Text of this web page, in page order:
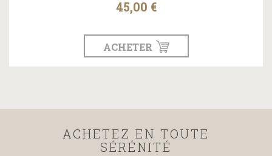
45,00 €
ACHETER
ACHETEZ EN TOUTE
SÉRÉNITÉ